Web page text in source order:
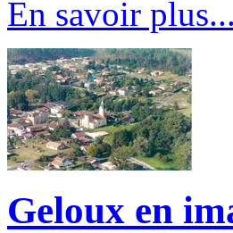
En savoir plus...
Geloux en